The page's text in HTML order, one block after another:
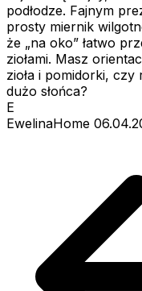
podłodze. Fajnym
prosty miernik
że „na oko” łatwo
ziołami. Masz
zioła i pomidorki,
dużo słońca?
E
EwelinaHome